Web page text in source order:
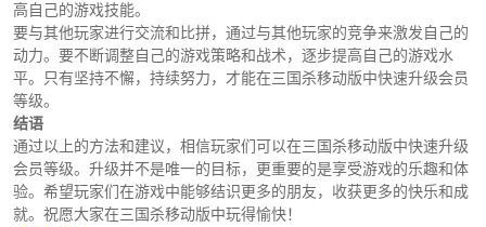
高自己的游戏技能。
要与其他玩家进行交流和比拼，通过与其他玩家的竞争来激发自己的
动力。要不断调整自己的游戏策略和战术，逐步提高自己的游戏水
平。只有坚持不懈，持续努力，才能在三国杀移动版中快速升级会员
等级。
结语
通过以上的方法和建议，相信玩家们可以在三国杀移动版中快速升级
会员等级。升级并不是唯一的目标，更重要的是享受游戏的乐趣和体
验。希望玩家们在游戏中能够结识更多的朋友，收获更多的快乐和成
就。祝愿大家在三国杀移动版中玩得愉快！